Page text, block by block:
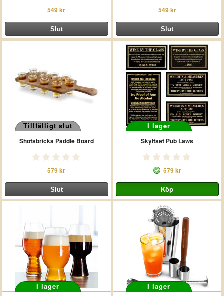
549 kr 549 kr
Tillfälligt slut
Shotsbricka Paddle Board
579 kr
I lager
Skyltset Pub Laws
579 kr
I lager I lager